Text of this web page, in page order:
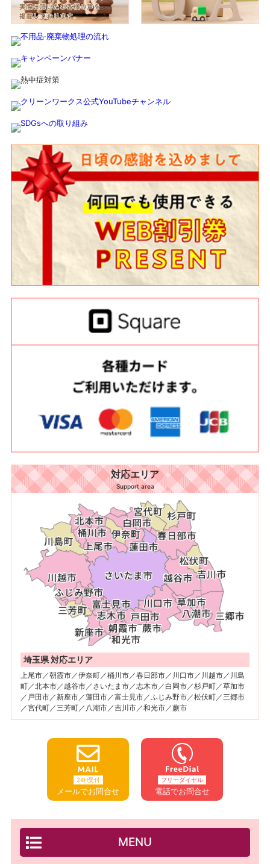
対応エリア
Support area
埼玉県 対応エリア
上尾市／朝霞市／伊奈町／桶川市／春日部市／川口市／川越市／川島
町／北本市／越谷市／さいたま市／志木市／白岡市／杉戸町／草加市
／戸田市／新座市／蓮田市／富士見市／ふじみ野市／松伏町／三郷市
／宮代町／三芳町／八潮市／吉川市／和光市／蕨市
24H受付
メールでお問合せ
フリーダイヤル
電話でお問合せ
MENU